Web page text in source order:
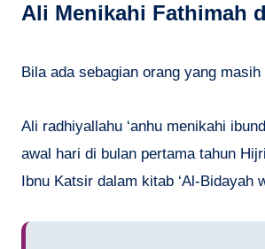
Ali Menikahi Fathimah
Bila ada sebagian orang yang
Ali radhiyallahu ‘anhu menikahi
awal hari di bulan pertama tahun
Ibnu Katsir dalam kitab ‘Al-Bidayah